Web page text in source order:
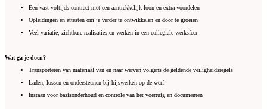
Een vast voltijds contract met een aantrekkelijk loon en extra voordelen
Opleidingen en attesten om je verder te ontwikkelen en door te groeien
Veel variatie, zichtbare realisaties en werken in een collegiale werksfeer
Wat ga je doen?
Transporteren van materiaal van en naar werven volgens de geldende veiligheidsregels
Laden, lossen en ondersteunen bij hijswerken op de werf
Instaan voor basisonderhoud en controle van het voertuig en documenten